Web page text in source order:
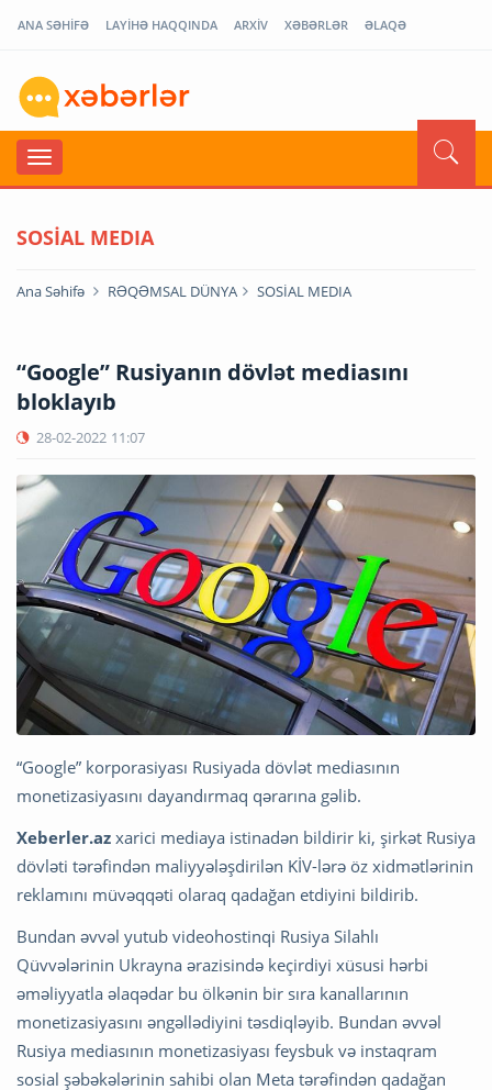
ANA SƏHİFƏ LAYİHƏ HAQQINDA ARXİV XƏBƏRLƏR ƏLAQƏ
SOSİAL MEDIA
Ana Səhifə RƏQƏMSAL DÜNYA SOSİAL MEDIA
“Google” Rusiyanın dövlət mediasını
bloklayıb
28-02-2022 11:07
“Google” korporasiyası Rusiyada dövlət mediasının
monetizasiyasını dayandırmaq qərarına gəlib.
Xeberler.az xarici mediaya istinadən bildirir ki, şirkət Rusiya
dövləti tərəfindən maliyyələşdirilən KİV-lərə öz xidmətlərinin
reklamını müvəqqəti olaraq qadağan etdiyini bildirib.
Bundan əvvəl yutub videohostinqi Rusiya Silahlı
Qüvvələrinin Ukrayna ərazisində keçirdiyi xüsusi hərbi
əməliyyatla əlaqədar bu ölkənin bir sıra kanallarının
monetizasiyasını əngəllədiyini təsdiqləyib. Bundan əvvəl
Rusiya mediasının monetizasiyası feysbuk və instaqram
sosial şəbəkələrinin sahibi olan Meta tərəfindən qadağan